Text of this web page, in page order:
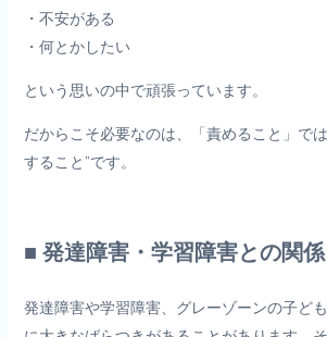
・不安がある
・何とかしたい
という思いの中で頑張っています。
だからこそ必要なのは、「責めること」で
すること”です。
■ 発達障害・学習障害との関係
発達障害や学習障害、グレーゾーンの子ど